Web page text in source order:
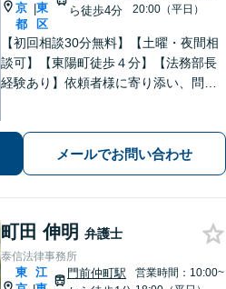
京
都
|東
区
ら徒歩4分
20:00（平日）
【初回相談30分無料】【土曜・夜間相
談可】【東陽町徒歩４分】【法務部長
経験あり】依頼者様に寄り添い、問題
働・刑事・債権回収・借金・企業法務
などお困りの際はどうぞご相談くださ
メールでお問い合わせ
町田 伸明 弁護士
泰信法律事務所
東
江
門前仲町駅
営業時間：10:00~